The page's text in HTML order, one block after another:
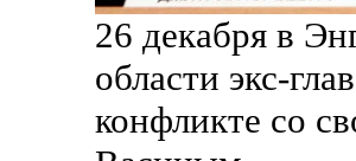
26 декабря в
области экс-
конфликте со